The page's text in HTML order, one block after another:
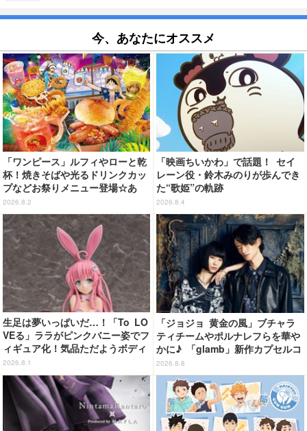
今、あなたにオススメ
「ワンピース」ルフィやローと乾
杯！焼きそばや光るドリンクカッ
プなどお祭りメニュー登場☆あ
の“麦わら帽子”もグッズ化!? 【U
SJ「ワンピース・プレミア・サマ
ー」が開幕】
2026.8.2
「映画ちいかわ」で話題！ セイ
レーン役・鈴木みのりが歩んでき
た“歌姫”の軌跡
2026.8.4
生足は夢いっぱいだ…！「To LO
VEる」ララがピンクバニー姿でフ
ィギュア化！気品ただようボディ
に注目
2026.8.1
「ジョジョ 黄金の風」ブチャラ
ティチームやポルナレフらを華や
かに♪ 「glamb」新作カプセルコ
レクション登場
2026.8.8